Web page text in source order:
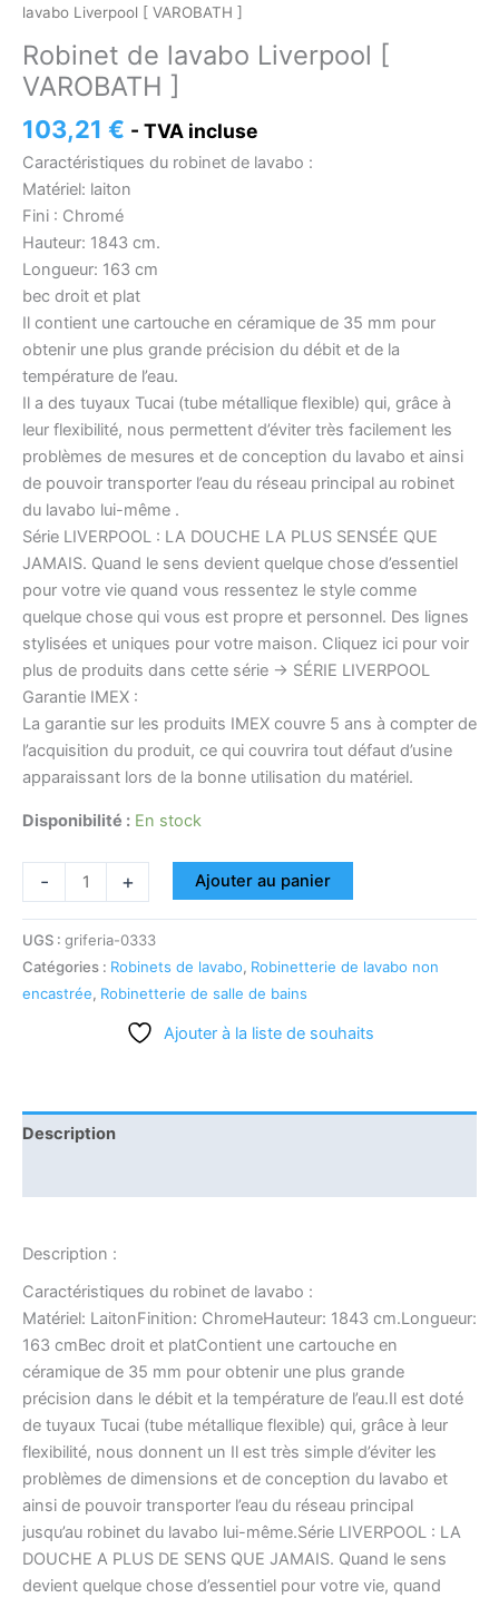
lavabo Liverpool [ VAROBATH ]
Robinet de lavabo Liverpool [
VAROBATH ]
103,21 € - TVA incluse
Caractéristiques du robinet de lavabo :
Matériel: laiton
Fini : Chromé
Hauteur: 1843 cm.
Longueur: 163 cm
bec droit et plat
Il contient une cartouche en céramique de 35 mm pour
obtenir une plus grande précision du débit et de la
température de l’eau.
Il a des tuyaux Tucai (tube métallique flexible) qui, grâce à
leur flexibilité, nous permettent d’éviter très facilement les
problèmes de mesures et de conception du lavabo et ainsi
de pouvoir transporter l’eau du réseau principal au robinet
du lavabo lui-même .
Série LIVERPOOL : LA DOUCHE LA PLUS SENSÉE QUE
JAMAIS. Quand le sens devient quelque chose d’essentiel
pour votre vie quand vous ressentez le style comme
quelque chose qui vous est propre et personnel. Des lignes
stylisées et uniques pour votre maison. Cliquez ici pour voir
plus de produits dans cette série -> SÉRIE LIVERPOOL
Garantie IMEX :
La garantie sur les produits IMEX couvre 5 ans à compter de
l’acquisition du produit, ce qui couvrira tout défaut d’usine
apparaissant lors de la bonne utilisation du matériel.
Disponibilité : En stock
- + Ajouter au panier
UGS : griferia-0333
Catégories : Robinets de lavabo, Robinetterie de lavabo non
encastrée, Robinetterie de salle de bains
Ajouter à la liste de souhaits
Description
Description :
Caractéristiques du robinet de lavabo :
Matériel: LaitonFinition: ChromeHauteur: 1843 cm.Longueur:
163 cmBec droit et platContient une cartouche en
céramique de 35 mm pour obtenir une plus grande
précision dans le débit et la température de l’eau.Il est doté
de tuyaux Tucai (tube métallique flexible) qui, grâce à leur
flexibilité, nous donnent un Il est très simple d’éviter les
problèmes de dimensions et de conception du lavabo et
ainsi de pouvoir transporter l’eau du réseau principal
jusqu’au robinet du lavabo lui-même.Série LIVERPOOL : LA
DOUCHE A PLUS DE SENS QUE JAMAIS. Quand le sens
devient quelque chose d’essentiel pour votre vie, quand